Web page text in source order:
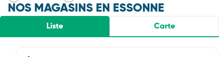
NOS MAGASINS EN ESSONNE
Liste Carte